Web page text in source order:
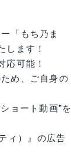
「もち乃ま
します！
応可能！
め、ご自身の
ョート動画”を
ィ）』の広告